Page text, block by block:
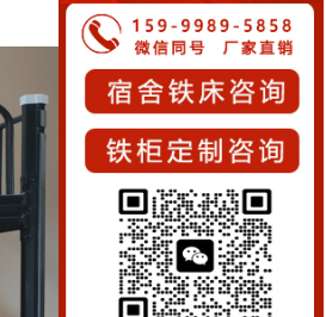
撞塑胶饰条